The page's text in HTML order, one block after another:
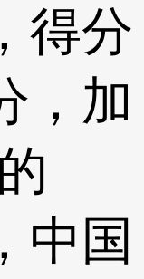
得分
，加
中国